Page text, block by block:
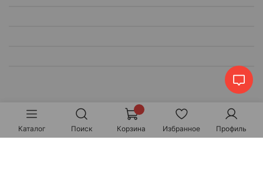
Каталог Поиск Корзина Избранное Профиль